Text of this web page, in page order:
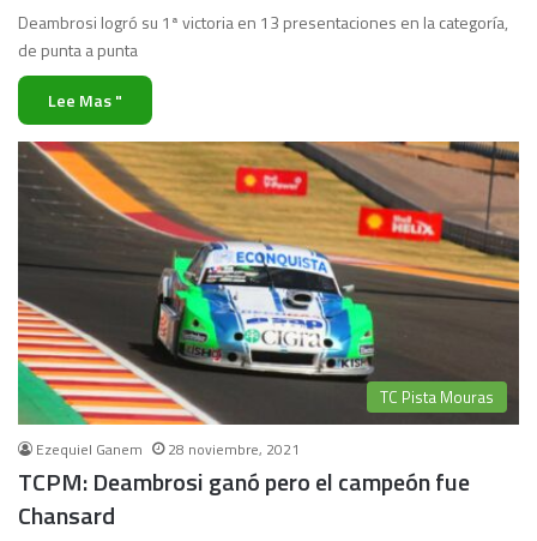
Deambrosi logró su 1ª victoria en 13 presentaciones en la categoría,
de punta a punta
Lee Mas "
TC Pista Mouras
Ezequiel Ganem 28 noviembre, 2021
TCPM: Deambrosi ganó pero el campeón fue
Chansard